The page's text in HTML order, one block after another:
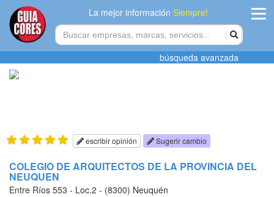
La mejor informaciónSiempre!
Agregar
búsqueda avanzada
escribir opinión Sugerir cambio
COLEGIO DE ARQUITECTOS DE LA PROVINCIA DEL
NEUQUEN
Entre Ríos 553 - Loc.2 - (8300) Neuquén